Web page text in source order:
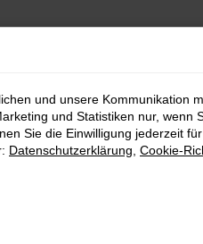
und unsere Kommunikation
und Statistiken nur, wenn
Sie die Einwilligung jederzeit
Datenschutzerklärung Cookie-